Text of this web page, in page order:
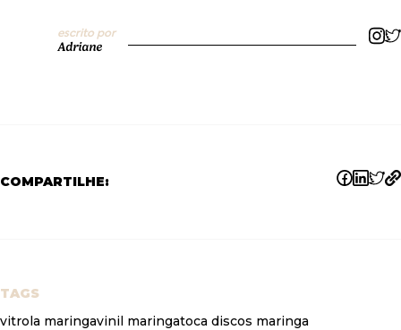
escrito por
Adriane
COMPARTILHE:
TAGS
vitrola maringavinil maringatoca discos maringa